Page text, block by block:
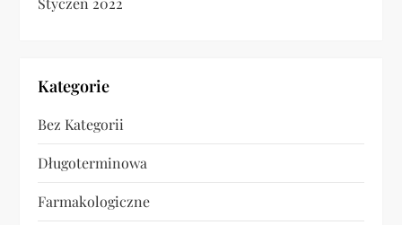
Kategorie
Bez Kategorii
Długoterminowa
Farmakologiczne